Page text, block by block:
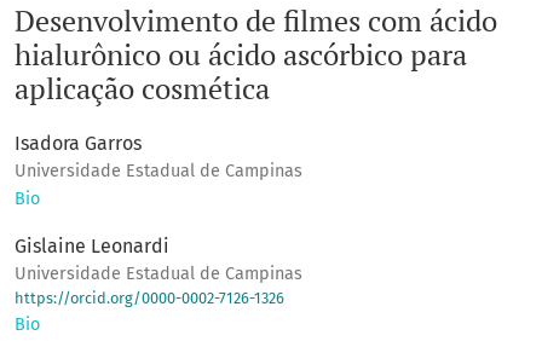
Desenvolvimento de filmes com ácido
hialurônico ou ácido ascórbico para
aplicação cosmética
Isadora Garros
Universidade Estadual de Campinas
Bio
Gislaine Leonardi
Universidade Estadual de Campinas
https://orcid.org/0000-0002-7126-1326
Bio